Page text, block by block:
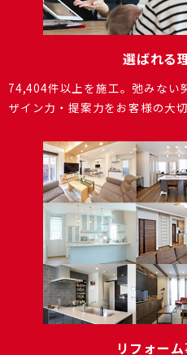
選ばれる
74,404件以上を施⼯。弛みない
ザイン⼒・提案⼒をお客様の⼤
リフォー